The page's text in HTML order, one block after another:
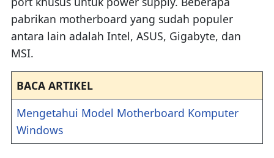
pabrikan motherboard yang sudah populer
antara lain adalah Intel, ASUS, Gigabyte, dan
MSI.
BACA ARTIKEL
Mengetahui Model Motherboard Komputer
Windows